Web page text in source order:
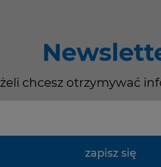
chcesz otrzymywać
zapisz się